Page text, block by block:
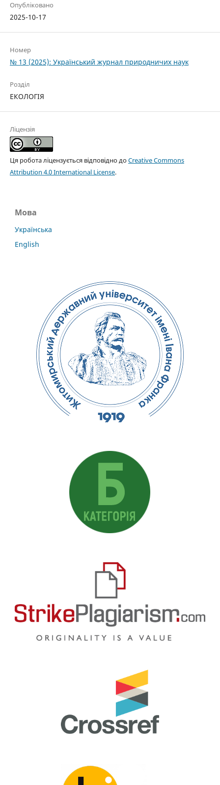
Опубліковано
2025-10-17
Номер
№ 13 (2025): Український журнал природничих наук
Розділ
ЕКОЛОГІЯ
Ліцензія
Ця робота ліцензується відповідно доCreative Commons
Attribution 4.0 International License.
Мова
Українська
English